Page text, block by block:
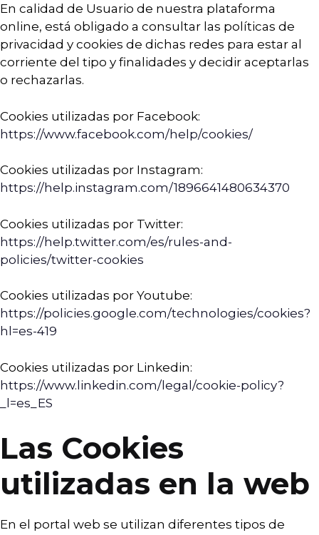
En calidad de Usuario de nuestra plataforma
online, está obligado a consultar las políticas de
privacidad y cookies de dichas redes para estar al
corriente del tipo y finalidades y decidir aceptarlas
o rechazarlas.
Cookies utilizadas por Facebook:
https://www.facebook.com/help/cookies/
Cookies utilizadas por Instagram:
https://help.instagram.com/1896641480634370
Cookies utilizadas por Twitter:
https://help.twitter.com/es/rules-and-
policies/twitter-cookies
Cookies utilizadas por Youtube:
https://policies.google.com/technologies/cookies?
hl=es-419
Cookies utilizadas por Linkedin:
https://www.linkedin.com/legal/cookie-policy?
_l=es_ES
Las Cookies
utilizadas en la web
En el portal web se utilizan diferentes tipos de